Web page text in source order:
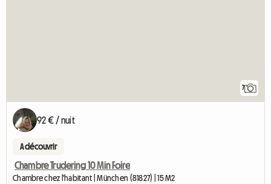
7
92 € / nuit
A découvrir
Chambre Trudering 10 Min Foire
Chambre chez l'habitant | München (81827) | 15 M2